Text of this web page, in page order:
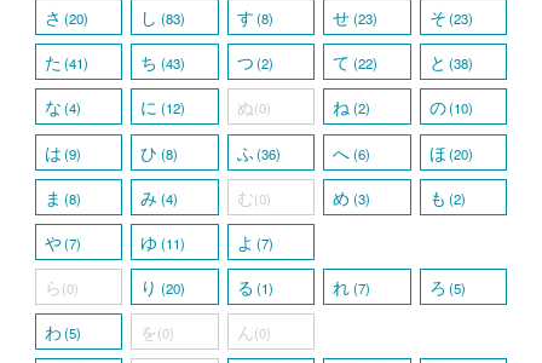
さ (20) し (83) す (8) せ(23) そ (23)
た(41) ち (43) つ (2) て (22) と (38)
な(4) に (12) ぬ(0) ね(2) の(10)
は(9) ひ (8) ふ (36) へ(6) ほ (20)
ま (8) み(4) む(0) め (3) も (2)
や(7) ゆ (11) よ (7)
ら(0) り (20) る (1) れ(7) ろ (5)
わ(5) を(0) ん(0)